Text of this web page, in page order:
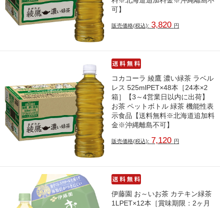
可】
販売価格(税込): 3,820 円
コカコーラ 綾鷹 濃い緑茶 ラベル
レス 525mlPET×48本［24本×2
箱］【3～4営業日以内に出荷】
お茶 ペットボトル 緑茶 機能性表
示食品【送料無料※北海道追加料
金※沖縄離島不可】
販売価格(税込): 7,120 円
伊藤園 お～いお茶 カテキン緑茶
1LPET×12本［賞味期限：2ヶ月